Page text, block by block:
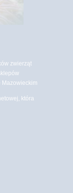
zwierząt
która